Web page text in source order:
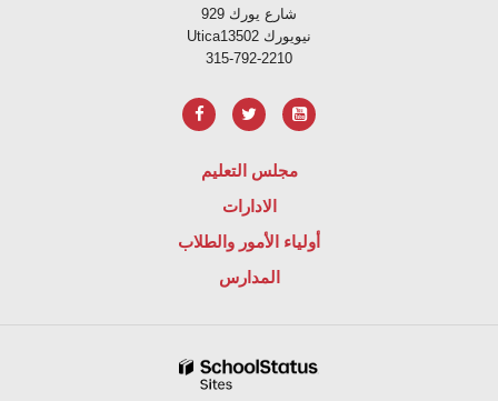
929 شارع يورك
Uticaنيويورك 13502
315-792-2210
مجلس التعليم
الادارات
أولياء الأمور والطلاب
المدارس